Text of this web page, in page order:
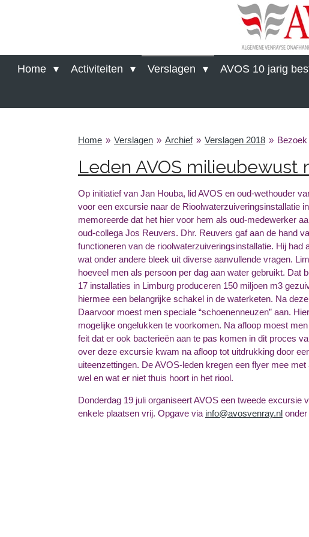
hoofdinhoud
Home Activiteiten Verslagen AVOS 10 jarig
Home » Verslagen » Archief » Verslagen 2018 »
Leden AVOS milieubewust
Op initiatief van Jan Houba, lid AVOS en oud-wethouder
voor een excursie naar de Rioolwaterzuiveringsinstallatie
memoreerde dat het hier voor hem als oud-medewerker
oud-collega Jos Reuvers. Dhr. Reuvers gaf aan de hand
functioneren van de rioolwaterzuiveringsinstallatie. Hij
wat onder andere bleek uit diverse aanvullende vragen.
hoeveel men als persoon per dag aan water gebruikt. Dat
17 installaties in Limburg produceren 150 miljoen m3
hiermee een belangrijke schakel in de waterketen. Na
Daarvoor moest men speciale “schoenenneuzen” aan.
mogelijke ongelukken te voorkomen. Na afloop moest
feit dat er ook bacterieën aan te pas komen in dit proces
over deze excursie kwam na afloop tot uitdrukking door
uiteenzettingen. De AVOS-leden kregen een flyer mee
wel en wat er niet thuis hoort in het riool.
Donderdag 19 juli organiseert AVOS een tweede
enkele plaatsen vrij. Opgave via info@avosvenray.nl